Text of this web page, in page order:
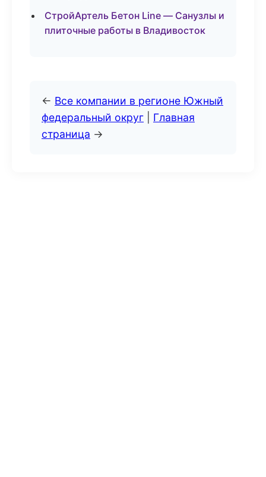
СтройАртель Бетон Line — Санузлы и
плиточные работы в Владивосток
← Все компании в регионе Южный
федеральный округ
Главная
страница →